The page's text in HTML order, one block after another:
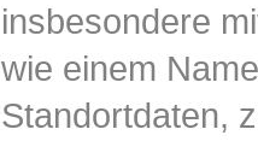
insbesondere
wie einem
Standortdaten,